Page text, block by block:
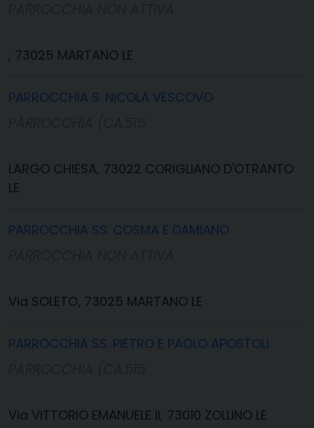
, 73025 MARTANO LE
PARROCCHIA S. NICOLA VESCOVO
LARGO CHIESA, 73022 CORIGLIANO D'OTRANTO
LE
PARROCCHIA SS. COSMA E DAMIANO
Via SOLETO, 73025 MARTANO LE
PARROCCHIA SS. PIETRO E PAOLO APOSTOLI
Via VITTORIO EMANUELE II, 73010 ZOLLINO LE